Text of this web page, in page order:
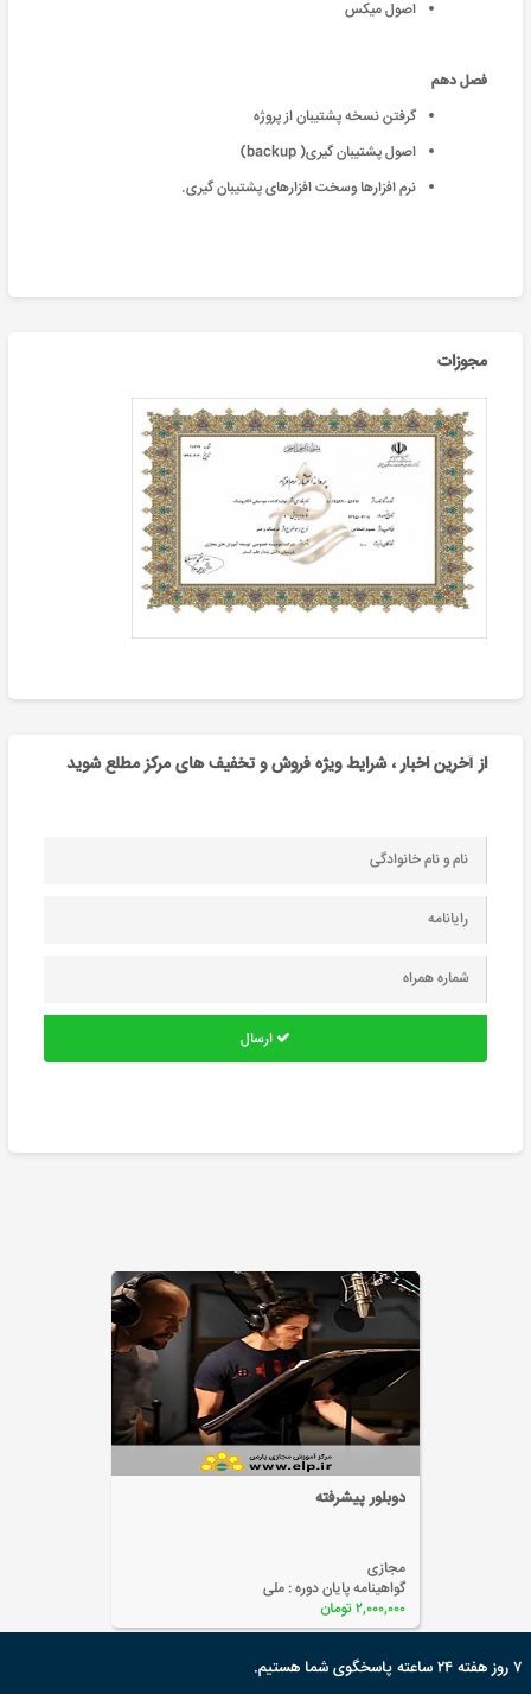
اصول میکس
فصل دهم
گرفتن نسخه پشتیبان از پروژه
اصول پشتیبان گیری(
نرم افزارها وسخت افزارهای پشتیبان گیری.
مجوزات
از آخرین اخبار ، شرایط ویژه فروش و تخفیف های مرکز مطلع شوید
ارسال
دوبلور پیشرفته
مجازی
گواهینامه پایان دوره : ملی
۲,۰۰۰,۰۰۰ تومان
۷ روز هفته ۲۴ ساعته پاسخگوی شما هستیم.